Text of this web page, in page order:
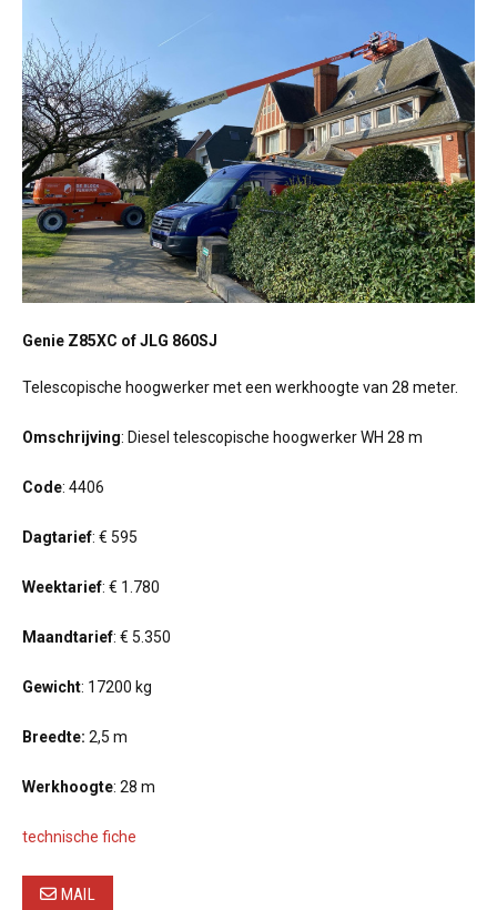
Genie Z85XC of JLG 860SJ
Telescopische hoogwerker met een werkhoogte van 28 meter.
Omschrijving: Diesel telescopische hoogwerker WH 28 m
Code: 4406
Dagtarief: € 595
Weektarief: € 1.780
Maandtarief: € 5.350
Gewicht: 17200 kg
Breedte: 2,5 m
Werkhoogte: 28 m
technische fiche
MAIL